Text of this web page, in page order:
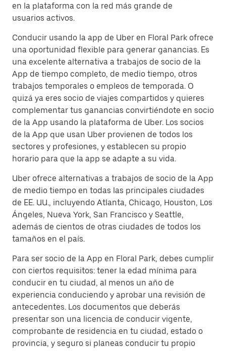
en la plataforma con la red más grande de
usuarios activos.
Conducir usando la app de Uber en Floral Park ofrece
una oportunidad flexible para generar ganancias. Es
una excelente alternativa a trabajos de socio de la
App de tiempo completo, de medio tiempo, otros
trabajos temporales o empleos de temporada. O
quizá ya eres socio de viajes compartidos y quieres
complementar tus ganancias convirtiéndote en socio
de la App usando la plataforma de Uber. Los socios
de la App que usan Uber provienen de todos los
sectores y profesiones, y establecen su propio
horario para que la app se adapte a su vida.
Uber ofrece alternativas a trabajos de socio de la App
de medio tiempo en todas las principales ciudades
de EE. UU., incluyendo Atlanta, Chicago, Houston, Los
Ángeles, Nueva York, San Francisco y Seattle,
además de cientos de otras ciudades de todos los
tamaños en el país.
Para ser socio de la App en Floral Park, debes cumplir
con ciertos requisitos: tener la edad mínima para
conducir en tu ciudad, al menos un año de
experiencia conduciendo y aprobar una revisión de
antecedentes. Los documentos que deberás
presentar son una licencia de conducir vigente,
comprobante de residencia en tu ciudad, estado o
provincia, y seguro si planeas conducir tu propio